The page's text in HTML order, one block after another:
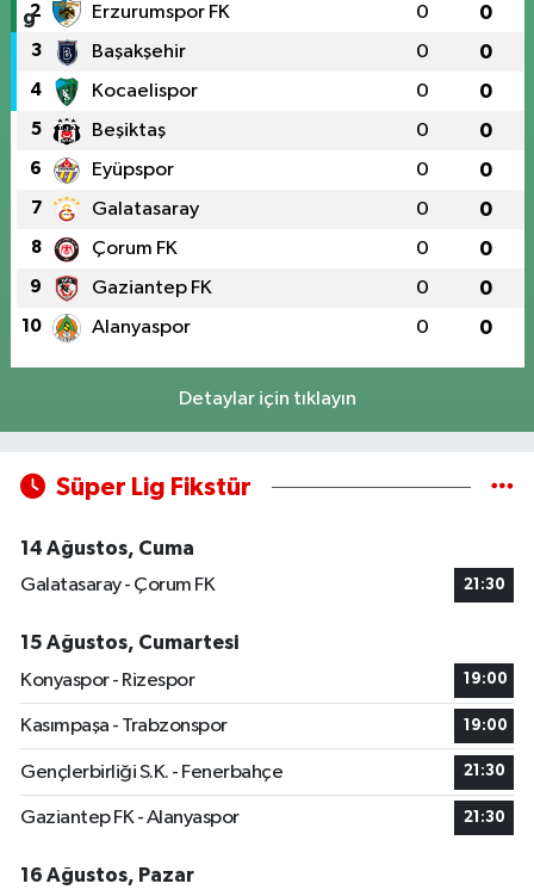
2 Erzurumspor FK 0 0
3 Başakşehir 0 0
4 Kocaelispor 0 0
5 Beşiktaş 0 0
6 Eyüpspor 0 0
7 Galatasaray 0 0
8 Çorum FK 0 0
9 Gaziantep FK 0 0
10 Alanyaspor 0 0
Detaylar için tıklayın
Süper Lig Fikstür
14 Ağustos, Cuma
Galatasaray - Çorum FK
21:30
15 Ağustos, Cumartesi
Konyaspor - Rizespor
19:00
Kasımpaşa - Trabzonspor 19:00
Gençlerbirliği S.K. - Fenerbahçe 21:30
Gaziantep FK - Alanyaspor 21:30
16 Ağustos, Pazar